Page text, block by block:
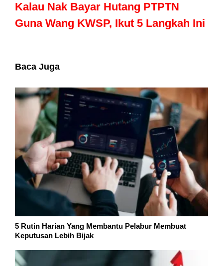
Kalau Nak Bayar Hutang PTPTN
Guna Wang KWSP, Ikut 5 Langkah Ini
Baca Juga
5 Rutin Harian Yang Membantu Pelabur Membuat
Keputusan Lebih Bijak